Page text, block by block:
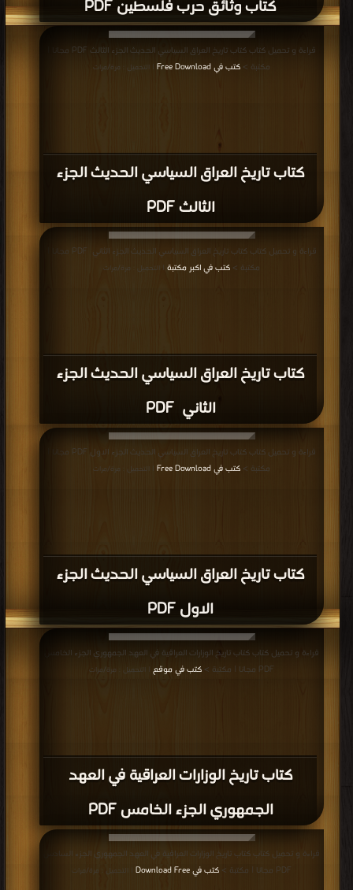
كتاب وثائق حرب فلسطين PDF
كتاب تاريخ العراق السياسي الحديث الجزء
الثالث PDF
قراءة و تحميل كتاب كتاب تاريخ العراق السياسي الحديث الجزء الثالث PDF مجانا |
مكتبة > كتب في Free Download | التحميل : مرة/مرات
كتاب تاريخ العراق السياسي الحديث الجزء
الثاني PDF
قراءة و تحميل كتاب كتاب تاريخ العراق السياسي الحديث الجزء الثاني PDF مجانا |
مكتبة > كتب في اكبر مكتبة | التحميل : مرة/مرات
كتاب تاريخ العراق السياسي الحديث الجزء
الاول PDF
قراءة و تحميل كتاب كتاب تاريخ العراق السياسي الحديث الجزء الاول PDF مجانا |
مكتبة > كتب في Free Download | التحميل : مرة/مرات
كتاب تاريخ الوزارات العراقية في العهد
الجمهوري الجزء الخامس PDF
قراءة و تحميل كتاب كتاب تاريخ الوزارات العراقية في العهد الجمهوري الجزء الخامس
PDF مجانا | مكتبة >
كتب في موقع | التحميل : مرة/مرات
قراءة و تحميل كتاب كتاب تاريخ الوزارات العراقية في العهد الجمهوري الجزء السادس
PDF مجانا | مكتبة >
كتب في Download Free | التحميل : مرة/مرات